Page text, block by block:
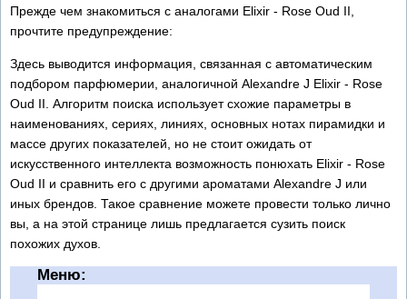
Прежде чем знакомиться с аналогами Elixir - Rose Oud II,
прочтите предупреждение:
Здесь выводится информация, связанная с автоматическим
подбором парфюмерии, аналогичной Alexandre J Elixir - Rose
Oud II. Алгоритм поиска использует схожие параметры в
наименованиях, сериях, линиях, основных нотах пирамидки и
массе других показателей, но не стоит ожидать от
искусственного интеллекта возможность понюхать Elixir - Rose
Oud II и сравнить его с другими ароматами Alexandre J или
иных брендов. Такое сравнение можете провести только лично
вы, а на этой странице лишь предлагается сузить поиск
похожих духов.
Меню: